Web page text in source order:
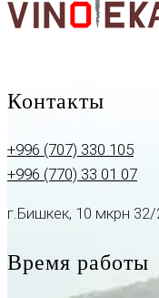
Контакты
+996 (707) 330 105
+996 (770) 33 01 07
г.Бишкек, 10 мкрн 32/
Время работы